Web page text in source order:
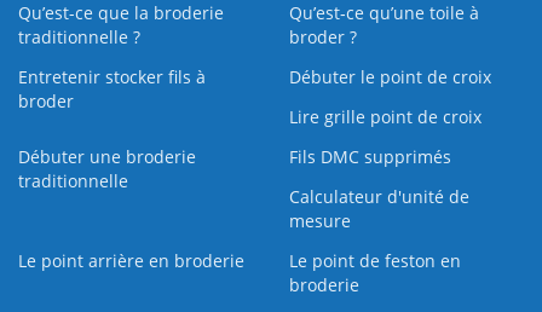
Qu’est-ce que la broderie
traditionnelle ?
Qu’est‑ce qu’une toile à
broder ?
Entretenir stocker fils à
broder
Débuter le point de croix
Lire grille point de croix
Débuter une broderie
traditionnelle
Fils DMC supprimés
Calculateur d'unité de
mesure
Le point arrière en broderie
Le point de feston en
broderie